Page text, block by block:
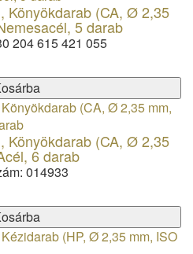
Könyökdarab (CA, Ø 2,35
5 darab
204 615 421 055
Könyökdarab (CA, Ø 2,35
6 darab
014933